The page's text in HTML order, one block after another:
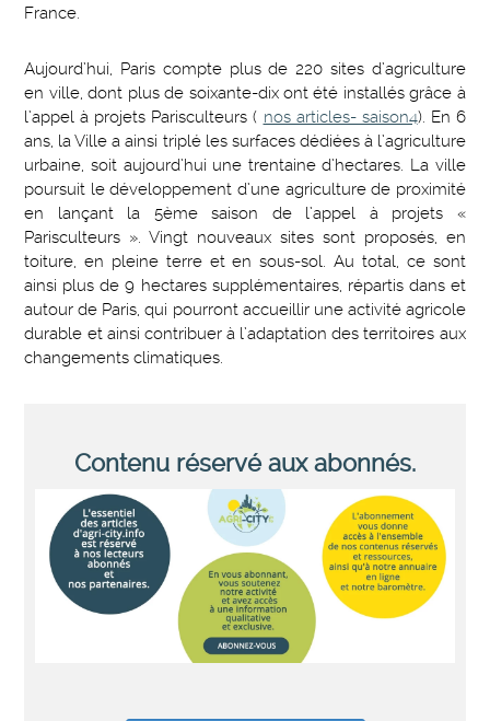
France.
Aujourd’hui, Paris compte plus de 220 sites d’agriculture
en ville, dont plus de soixante-dix ont été installés grâce à
l’appel à projets Parisculteurs ( nos articles- saison4). En 6
ans, la Ville a ainsi triplé les surfaces dédiées à l’agriculture
urbaine, soit aujourd’hui une trentaine d’hectares. La ville
poursuit le développement d’une agriculture de proximité
en lançant la 5ème saison de l’appel à projets «
Parisculteurs ». Vingt nouveaux sites sont proposés, en
toiture, en pleine terre et en sous-sol. Au total, ce sont
ainsi plus de 9 hectares supplémentaires, répartis dans et
autour de Paris, qui pourront accueillir une activité agricole
durable et ainsi contribuer à l’adaptation des territoires aux
changements climatiques.
Contenu réservé aux abonnés.